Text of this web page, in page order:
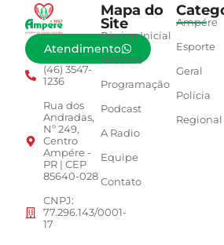
Atendimento
(46) 3547-
1236
Rua dos
Andradas,
Nº 249,
Centro
Ampére -
PR | CEP
85640-028
CNPJ:
77.296.143/0001-
17
Mapa do
Site
Página Inicial
Notícias
Programação
Podcast
A Radio
Equipe
Contato
Ampére
Esporte
Geral
Polícia
Regional